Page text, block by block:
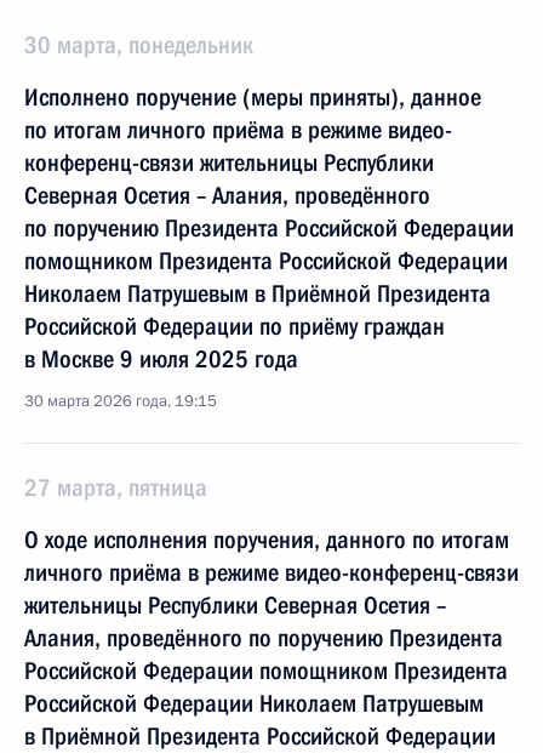
30 марта, понедельник
Исполнено поручение (меры приняты), данное
по итогам личного приёма в режиме видео-
конференц-связи жительницы Республики
Северная Осетия – Алания, проведённого
по поручению Президента Российской Федерации
помощником Президента Российской Федерации
Николаем Патрушевым в Приёмной Президента
Российской Федерации по приёму граждан
в Москве 9 июля 2025 года
30 марта 2026 года, 19:15
27 марта, пятница
О ходе исполнения поручения, данного по итогам
личного приёма в режиме видео-конференц-связи
жительницы Республики Северная Осетия –
Алания, проведённого по поручению Президента
Российской Федерации помощником Президента
Российской Федерации Николаем Патрушевым
в Приёмной Президента Российской Федерации